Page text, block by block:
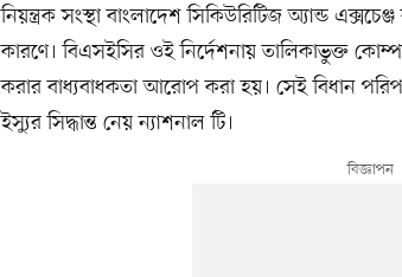
নিয়ন্ত্রক সংস্থা বাংলাদেশ সিকিউরিটিজ অ্যান্ড
কারণে। বিএসইসির ওই নির্দেশনায় তালিকাভুক্ত
করার বাধ্যবাধকতা আরোপ করা হয়। সেই বিধান
ইস্যুর সিদ্ধান্ত নেয় ন্যাশনাল টি।